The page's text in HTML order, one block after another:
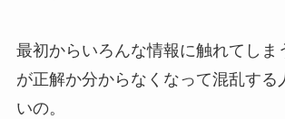
最初からいろんな情報に触れてしま
が正解か分からなくなって混乱する
いの。